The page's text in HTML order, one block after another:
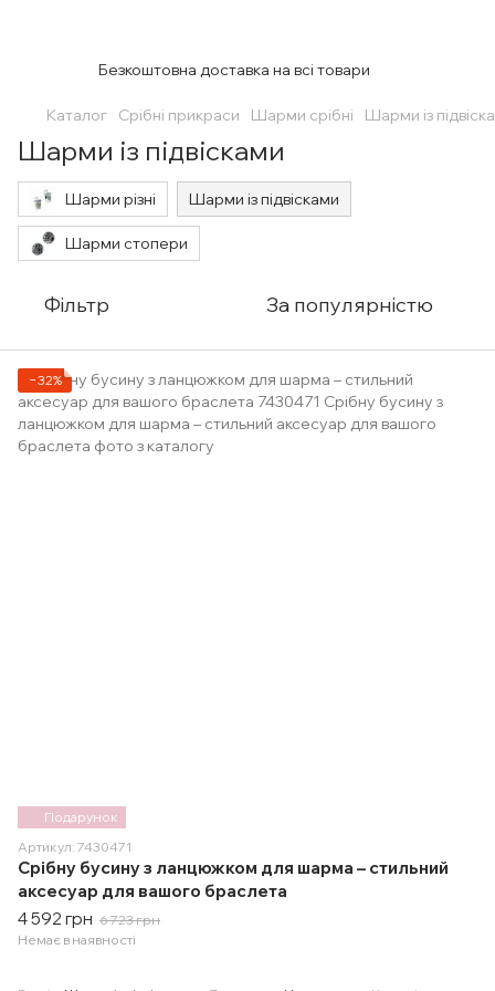
Безкоштовна доставка на всі товари
Каталог Срібні прикраси Шарми срібні Шарми із
Шарми із підвісками
Шарми різні Шарми із підвісками
Шарми стопери
Фільтр За популярністю
Подарунок
−32%
Артикул: 7430471
Срібну бусину з ланцюжком для шарма – стильний
аксесуар для вашого браслета
4 592 грн 6 723 грн
Немає в наявності